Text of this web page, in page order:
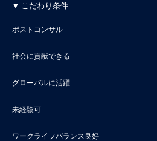
こだわり条件
ポストコンサル
社会に貢献できる
グローバルに活躍
未経験可
ワークライフバランス良好